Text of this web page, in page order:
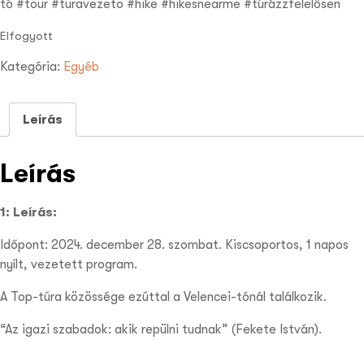
tó #tour #turavezeto #hike #hikesnearme #túrázzfelelősen
Elfogyott
Kategória: Egyéb
Leírás
Leírás
1: Leírás:
Időpont: 2024. december 28. szombat. Kiscsoportos, 1 napos
nyílt, vezetett program.
A Top-túra közössége ezúttal a Velencei-tónál találkozik.
“Az igazi szabadok: akik repülni tudnak” (Fekete István).